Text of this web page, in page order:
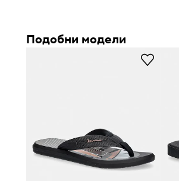
Подобни модели